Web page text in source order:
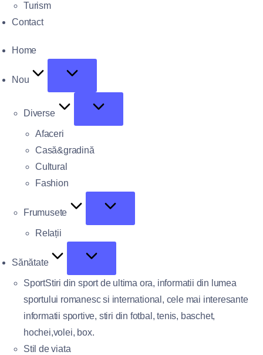
Turism
Contact
Home
Nou
Diverse
Afaceri
Casă&gradină
Cultural
Fashion
Frumusete
Relații
Sănătate
SportStiri din sport de ultima ora, informatii din lumea
sportului romanesc si international, cele mai interesante
informatii sportive, stiri din fotbal, tenis, baschet,
hochei,volei, box.
Stil de viata